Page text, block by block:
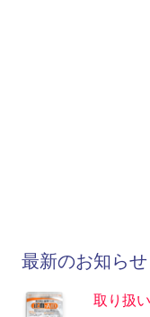
最新のお知らせ
取り扱